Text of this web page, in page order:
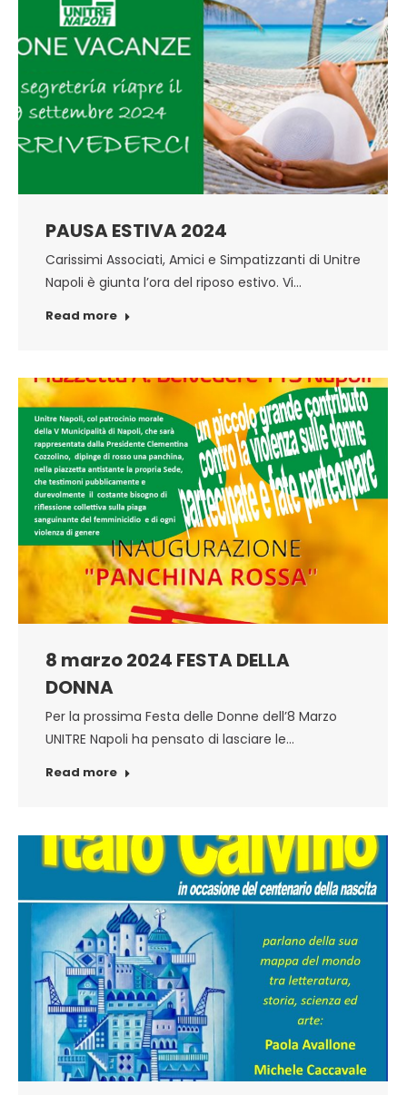
PAUSA ESTIVA 2024
Carissimi Associati, Amici e Simpatizzanti di Unitre
Napoli è giunta l’ora del riposo estivo. Vi…
Read more
8 marzo 2024 FESTA DELLA
DONNA
Per la prossima Festa delle Donne dell’8 Marzo
UNITRE Napoli ha pensato di lasciare le…
Read more